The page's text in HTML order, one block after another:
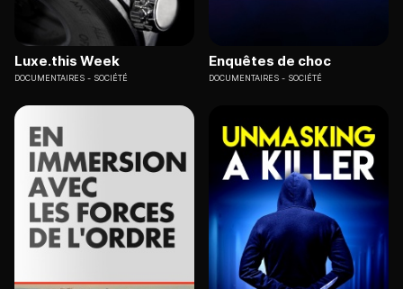
Luxe.this Week
DOCUMENTAIRES SOCIÉTÉ
Enquêtes de choc
DOCUMENTAIRES SOCIÉTÉ